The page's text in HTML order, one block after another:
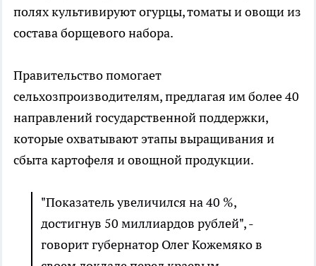
полях культивируют огурцы, томаты и овощи из
состава борщевого набора.
Правительство помогает
сельхозпроизводителям, предлагая им более 40
направлений государственной поддержки,
которые охватывают этапы выращивания и
сбыта картофеля и овощной продукции.
"Показатель увеличился на 40 %,
достигнув 50 миллиардов рублей", -
говорит губернатор Олег Кожемяко в